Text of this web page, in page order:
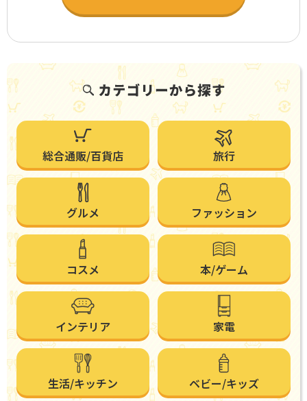
総合通販/百貨店 旅行
グルメ ファッション
コスメ 本/ゲーム
インテリア 家電
生活/キッチン ベビー/キッズ